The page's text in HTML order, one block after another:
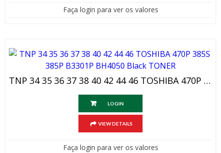
Faça login para ver os valores
TNP 34 35 36 37 38 40 42 44 46 TOSHIBA 470P 385S 385P B3301P BH4050 Black TONER
LOGIN
VIEW DETAILS
Faça login para ver os valores